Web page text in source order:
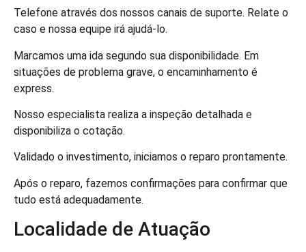
Telefone através dos nossos canais de suporte. Relate o
caso e nossa equipe irá ajudá-lo.
Marcamos uma ida segundo sua disponibilidade. Em
situações de problema grave, o encaminhamento é
express.
Nosso especialista realiza a inspeção detalhada e
disponibiliza o cotação.
Validado o investimento, iniciamos o reparo prontamente.
Após o reparo, fazemos confirmações para confirmar que
tudo está adequadamente.
Localidade de Atuação